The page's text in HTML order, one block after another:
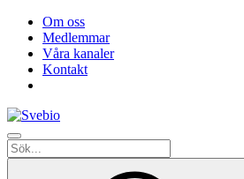
Om oss
Medlemmar
Våra kanaler
Kontakt